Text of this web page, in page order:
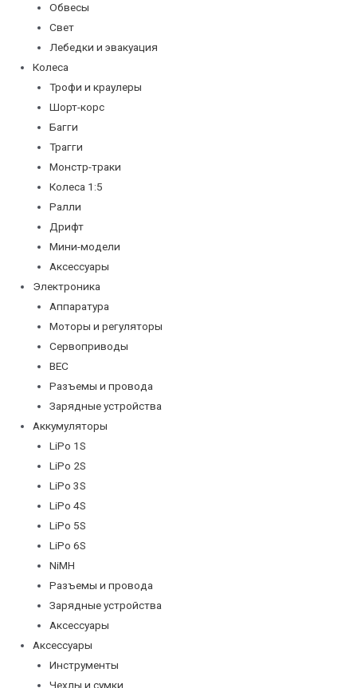
Обвесы
Свет
Лебедки и эвакуация
Колеса
Трофи и краулеры
Шорт-корс
Багги
Трагги
Монстр-траки
Колеса 1:5
Ралли
Дрифт
Мини-модели
Аксессуары
Электроника
Аппаратура
Моторы и регуляторы
Сервоприводы
BEC
Разъемы и провода
Зарядные устройства
Аккумуляторы
LiPo 1S
LiPo 2S
LiPo 3S
LiPo 4S
LiPo 5S
LiPo 6S
NiMH
Разъемы и провода
Зарядные устройства
Аксессуары
Аксессуары
Инструменты
Чехлы и сумки